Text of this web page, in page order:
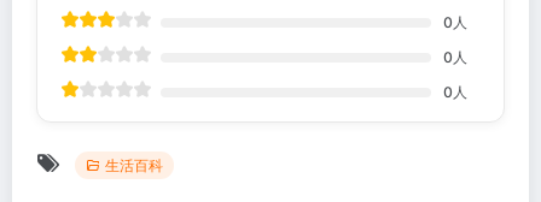
0 人
0 人
0 人
生活百科